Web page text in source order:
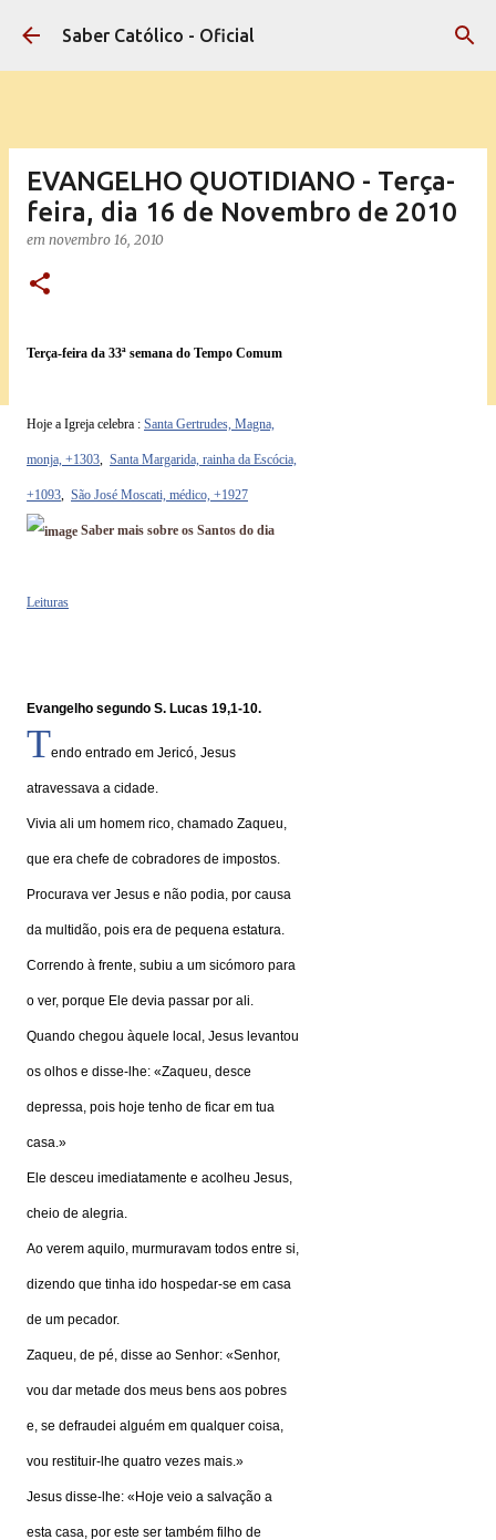
Pular para o conteúdo principal
Saber Católico - Oficial
EVANGELHO QUOTIDIANO - Terça-
feira, dia 16 de Novembro de 2010
em novembro 16, 2010
Terça-feira da 33ª semana do Tempo Comum
Hoje a Igreja celebra : Santa Gertrudes, Magna,
monja, +1303, Santa Margarida, rainha da Escócia,
+1093, São José Moscati, médico, +1927
Saber mais sobre os Santos do dia
Leituras
Evangelho segundo S. Lucas 19,1-10.
Tendo entrado em Jericó, Jesus
atravessava a cidade.
Vivia ali um homem rico, chamado Zaqueu,
que era chefe de cobradores de impostos.
Procurava ver Jesus e não podia, por causa
da multidão, pois era de pequena estatura.
Correndo à frente, subiu a um sicómoro para
o ver, porque Ele devia passar por ali.
Quando chegou àquele local, Jesus levantou
os olhos e disse-lhe: «Zaqueu, desce
depressa, pois hoje tenho de ficar em tua
casa.»
Ele desceu imediatamente e acolheu Jesus,
cheio de alegria.
Ao verem aquilo, murmuravam todos entre si,
dizendo que tinha ido hospedar-se em casa
de um pecador.
Zaqueu, de pé, disse ao Senhor: «Senhor,
vou dar metade dos meus bens aos pobres
e, se defraudei alguém em qualquer coisa,
vou restituir-lhe quatro vezes mais.»
Jesus disse-lhe: «Hoje veio a salvação a
esta casa, por este ser também filho de